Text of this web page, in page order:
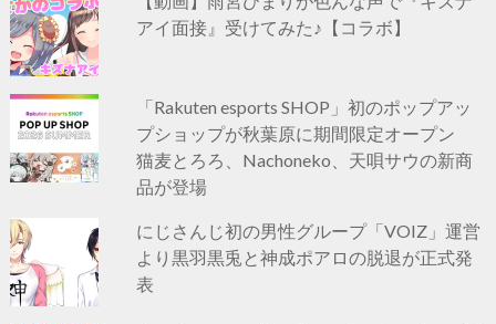
アイ面接』受けてみた♪【コラボ】
「Rakuten esports SHOP」初のポップアッ
プショップが秋葉原に期間限定オープン
猫麦とろろ、Nachoneko、天唄サウの新商
品が登場
にじさんじ初の男性グループ「VOIZ」運営
より黒羽黒兎と神成ポアロの脱退が正式発
表